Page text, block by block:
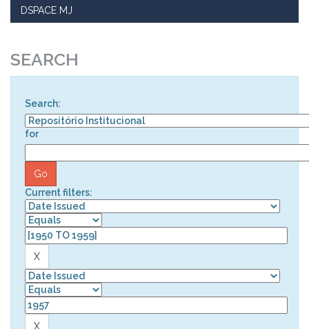
DSPACE MJ
SEARCH
Search:
for
Current filters: